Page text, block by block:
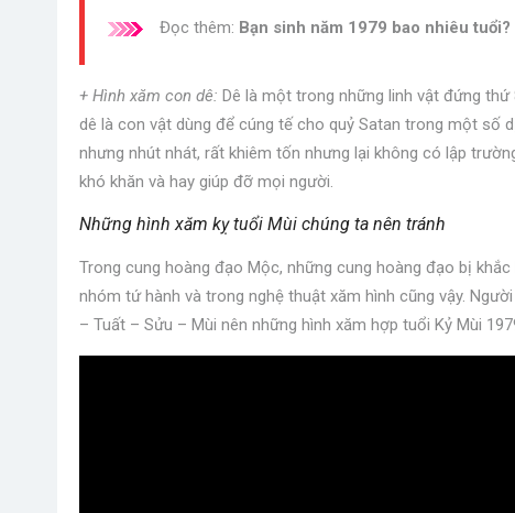
Đọc thêm: Bạn sinh năm 1979 bao nhiêu tuổi?
+ Hình xăm con dê: Dê là một trong những linh vật đứng
dê là con vật dùng để cúng tế cho quỷ Satan trong một số
nhưng nhút nhát, rất khiêm tốn nhưng lại không có lập
khó khăn và hay giúp đỡ mọi người.
Những hình xăm kỵ tuổi Mùi chúng ta nên tránh
Trong cung hoàng đạo Mộc, những cung hoàng đạo bị
nhóm tứ hành và trong nghệ thuật xăm hình cũng vậy.
– Tuất – Sửu – Mùi nên những hình xăm hợp tuổi Kỷ Mùi